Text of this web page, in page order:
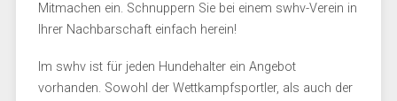
Mitmachen ein. Schnuppern Sie bei einem swhv-Verein in
Ihrer Nachbarschaft einfach herein!
Im swhv ist für jeden Hundehalter ein Angebot
vorhanden. Sowohl der Wettkampfsportler, als auch der